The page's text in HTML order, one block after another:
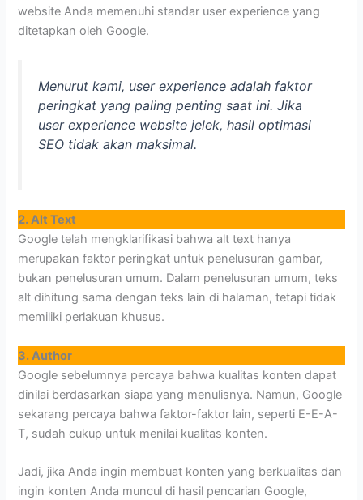
website Anda memenuhi standar user experience yang
ditetapkan oleh Google.
Menurut kami, user experience adalah faktor
peringkat yang paling penting saat ini. Jika
user experience website jelek, hasil optimasi
SEO tidak akan maksimal.
2. Alt Text
Google telah mengklarifikasi bahwa alt text hanya
merupakan faktor peringkat untuk penelusuran gambar,
bukan penelusuran umum. Dalam penelusuran umum, teks
alt dihitung sama dengan teks lain di halaman, tetapi tidak
memiliki perlakuan khusus.
3. Author
Google sebelumnya percaya bahwa kualitas konten dapat
dinilai berdasarkan siapa yang menulisnya. Namun, Google
sekarang percaya bahwa faktor-faktor lain, seperti E-E-A-
T, sudah cukup untuk menilai kualitas konten.
Jadi, jika Anda ingin membuat konten yang berkualitas dan
ingin konten Anda muncul di hasil pencarian Google,